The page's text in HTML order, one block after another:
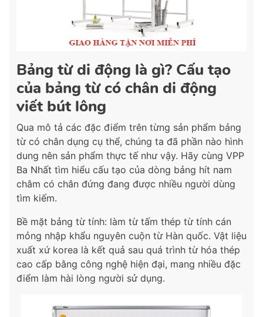
Bảng từ di động là gì? Cấu tạo
của bảng từ có chân di động
viết bút lông
Qua mô tả các đặc điểm trên từng sản phẩm bảng
từ có chân dụng cụ thể, chúng ta đã phần nào hình
dung nên sản phẩm thực tế như vậy. Hãy cùng VPP
Ba Nhất tìm hiểu cấu tạo của dòng bảng hít nam
châm có chân đứng đang được nhiều người dùng
tìm kiếm.
Bề mặt bảng từ tính: làm từ tấm thép từ tính cán
mỏng nhập khẩu nguyên cuộn từ Hàn quốc. Vật liệu
xuất xứ korea là kết quả sau quá trình từ hóa thép
cao cấp bằng công nghệ hiện đại, mang nhiều đặc
điểm làm hài lòng người sử dụng.